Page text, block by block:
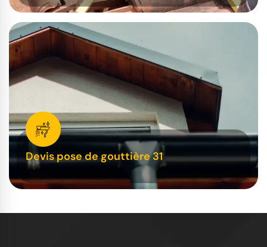
Devis pose de gouttière 31